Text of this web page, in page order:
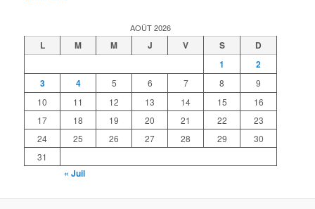
AOÛT 2026
L M M J V S
D
1
2
3
4 5 6 7 8
9
10
11 12 13 14 15
16
17
18 19 20 21 22
23
24
25 26 27 28 29
30
31
« Juil